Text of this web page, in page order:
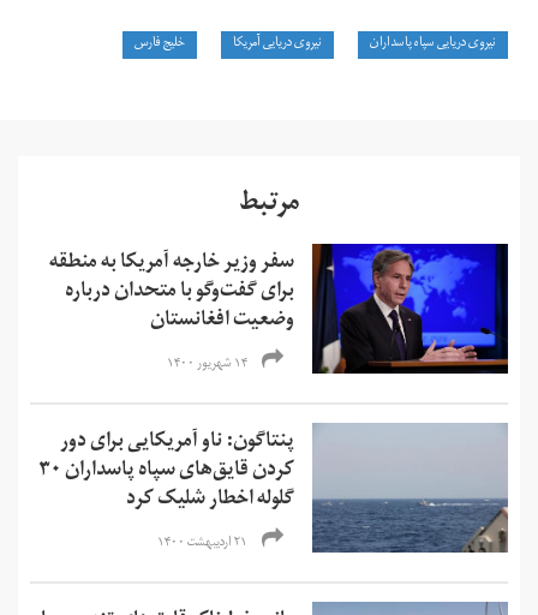
نیروی دریایی سپاه پاسداران نیروی دریایی آمریکا خلیج فارس
مرتبط
سفر وزیر خارجه آمریکا به منطقه
برای گفت‌وگو با متحدان درباره
وضعیت افغانستان
۱۴ شهریور ۱۴۰۰
پنتاگون: ناو آمریکایی برای دور
کردن قایق‌های سپاه پاسداران ۳۰
گلوله اخطار شلیک کرد
۲۱ اردیبهشت ۱۴۰۰